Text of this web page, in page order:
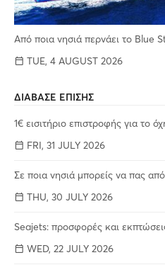
Από ποια νησιά περνάει το Blue
TUE, 4 AUGUST 2026
ΔΙΑΒΑΣΕ ΕΠΙΣΗΣ
1€ εισιτήριο επιστροφής για το
FRI, 31 JULY 2026
Σε ποια νησιά μπορείς να πας
THU, 30 JULY 2026
Seajets: προσφορές και
WED, 22 JULY 2026